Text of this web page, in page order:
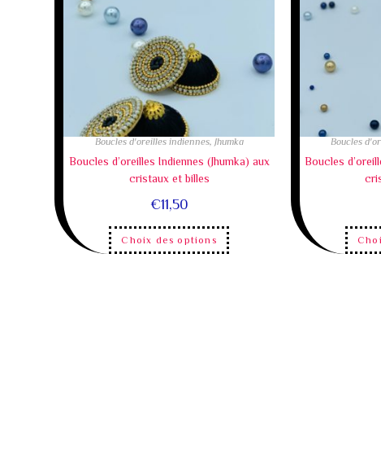
Boucles d'oreilles indiennes, Jhumka
Boucles d’oreilles Indiennes (Jhumka) aux
cristaux et billes
€11,50
Choix des options
Boucles
Boucles